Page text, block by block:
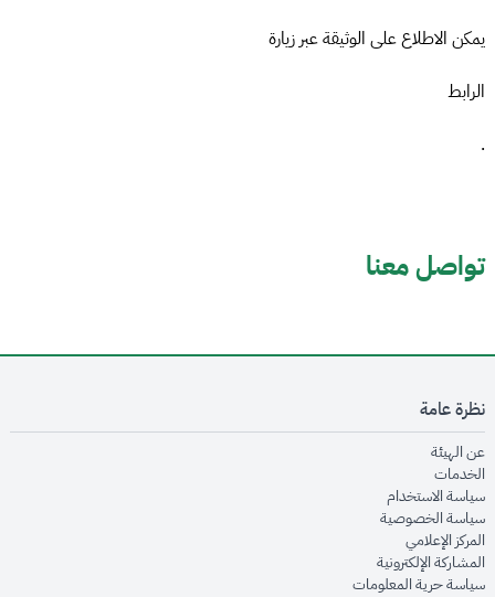
يمكن الاطلاع على الوثيقة عبر زيارة
الرابط
.
تواصل معنا
نظرة عامة
عن الهيئةopens in new window
الخدماتopens in new window
سياسة الاستخدام
سياسة الخصوصيةopens in new window
المركز الإعلاميopens in new window
المشاركة الإلكترونيةopens in new window
سياسة حرية المعلوماتopens in new window